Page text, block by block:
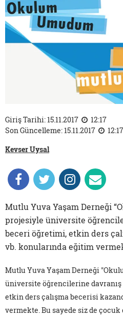
Giriş Tarihi: 15.11.2017
12:17
Son Güncelleme: 15.11.2017
12:17
Kevser Uysal
Mutlu Yuva Yaşam Derneği
projesiyle üniversite
beceri öğretimi, etkin ders
vb. konularında eğitim
Mutlu Yuva Yaşam Derneği
üniversite öğrencilerine
etkin ders çalışma becerisi
vermekte. Bu sayede siz de